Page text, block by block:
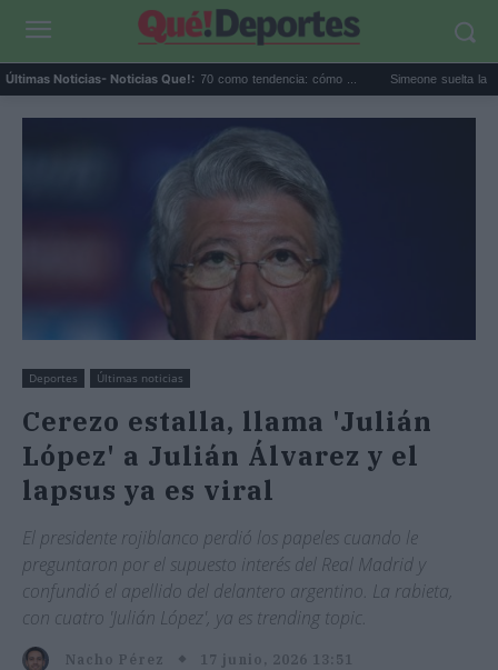
Últimas Noticias- Noticias Que!:
Las sandalias de los años 70 como tendencia: cómo ... Simeone suelta la decisión
Deportes Últimas noticias
Cerezo estalla, llama 'Julián
López' a Julián Álvarez y el
lapsus ya es viral
El presidente rojiblanco perdió los papeles cuando le
preguntaron por el supuesto interés del Real Madrid y
confundió el apellido del delantero argentino. La rabieta,
con cuatro 'Julián López', ya es trending topic.
Nacho Pérez 17 junio, 2026 13:51